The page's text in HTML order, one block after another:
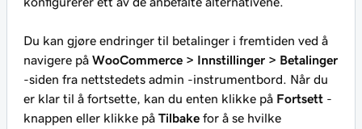
Du kan gjøre endringer til betalinger i fremtiden ved å
navigere på WooCommerce > Innstillinger > Betalinger
-siden fra nettstedets admin -instrumentbord. Når du
er klar til å fortsette, kan du enten klikke på Fortsett -
knappen eller klikke på Tilbake for å se hvilke